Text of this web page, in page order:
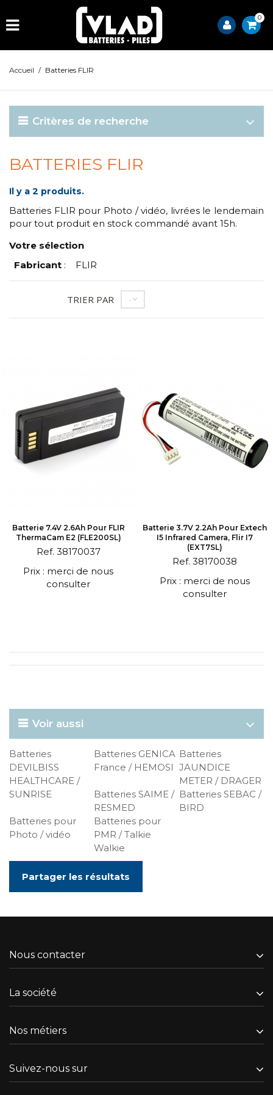
0
Accueil / Batteries FLIR
Critères de recherche
BATTERIES FLIR
Il y a 2 produits.
Batteries FLIR pour Photo / vidéo, livrées le lendemain
pour tout produit en stock commandé avant 15h.
Votre sélection
Fabricant : FLIR
TRIER PAR --
Batterie 7.4V 2.6Ah Pour FLIR
ThermaCam E2 (FLE200SL)
Ref. 38170037
Prix : merci de nous
consulter
Batterie 3.7V 2.2Ah Pour Extech
I5 Infrared Camera, Flir I7
(EXT7SL)
Ref. 38170038
Prix : merci de nous
consulter
Voir aussi
Batteries
DEVILBISS
HEALTHCARE /
SUNRISE
Batteries GENICA
France / HEMOSI
Batteries
JAUNDICE
METER / DRAGER
Batteries SAIME /
RESMED
Batteries SEBAC /
BIRD
Batteries pour
Photo / vidéo
Batteries pour
PMR / Talkie
Walkie
Partager les résultats
Nous contacter
La société
Nos métiers
Suivez-nous sur